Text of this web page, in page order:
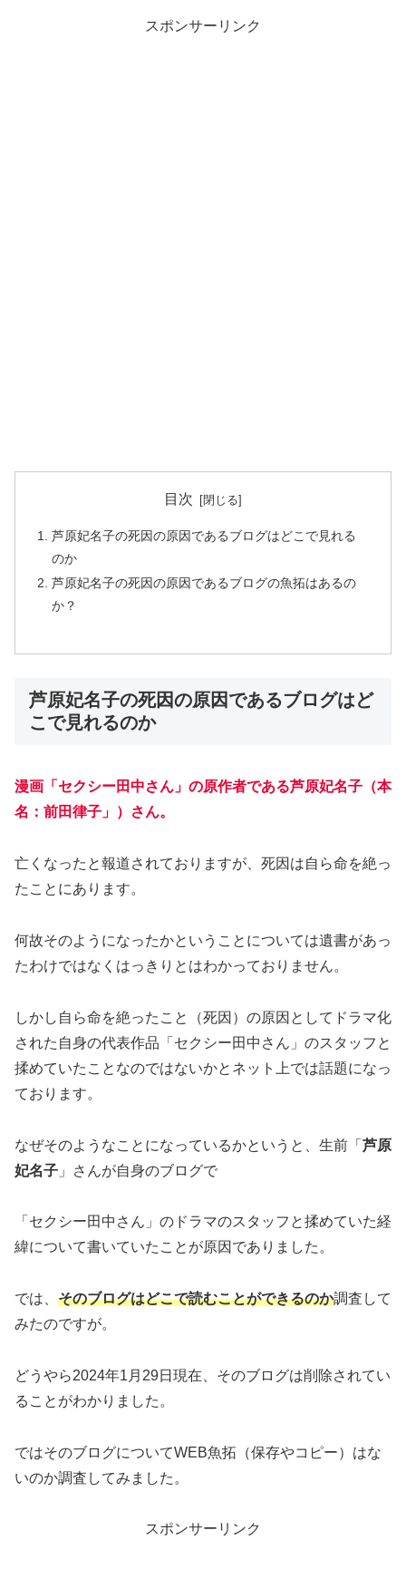
スポンサーリンク
目次
芦原妃名子の死因の原因であるブログはどこで見れる
のか
芦原妃名子の死因の原因であるブログの魚拓はあるの
か？
芦原妃名子の死因の原因であるブログはど
こで見れるのか
漫画「セクシー田中さん」の原作者である芦原妃名子 （本
名：前田律子」）さん。
亡くなったと報道されておりますが、死因は自ら命を絶っ
たことにあります。
何故そのようになったかということについては遺書があっ
たわけではなくはっきりとはわかっておりません。
しかし自ら命を絶ったこと（死因）の原因としてドラマ化
された自身の代表作品「セクシー田中さん」のスタッフと
揉めていたことなのではないかとネット上では話題になっ
ております。
なぜそのようなことになっているかというと、生前「 芦原
妃名子 」さんが自身のブログで
「セクシー田中さん」のドラマのスタッフと揉めていた経
緯について書いていたことが原因でありました。
では、 そのブログはどこで読むことができるのか調査して
みたのですが。
どうやら2024年1月29日現在、そのブログは削除されてい
ることがわかりました。
ではそのブログについてWEB魚拓（保存やコピー）はな
いのか調査してみました。
スポンサーリンク